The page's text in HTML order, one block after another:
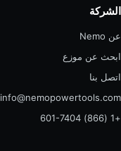
الشركة
عن Nemo
ابحث عن موزع
اتصل بنا
info@nemopowertools.com
+1 (866) 601-7404